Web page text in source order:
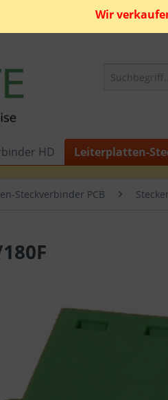
Wir
HD Leiterplatten-
Steckverbinder PCB Stecker